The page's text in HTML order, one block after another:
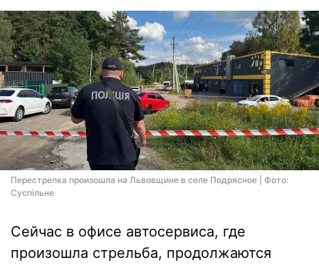
Перестрелка произошла на Львовщине в селе Подрясное | Фото:
Суспільне
Сейчас в офисе автосервиса, где
произошла стрельба, продолжаются